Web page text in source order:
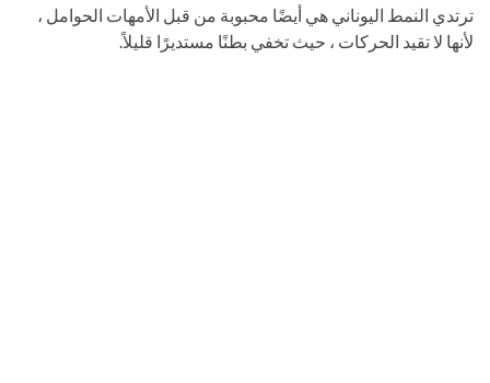
ترتدي النمط اليوناني هي أيضًا محبوبة من قبل الأمهات الحوامل ،
لأنها لا تقيد الحركات ، حيث تخفي بطنًا مستديرًا قليلاً.